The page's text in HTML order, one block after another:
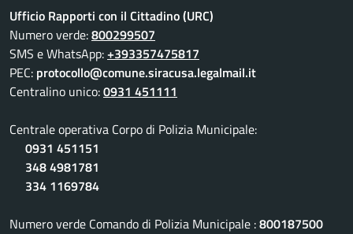
Ufficio Rapporti con il Cittadino (URC)
Numero verde:800299507
SMS e WhatsApp:+393357475817
PEC: protocollo@comune.siracusa.legalmail.it
Centralino unico:0931 451111
Centrale operativa Corpo di Polizia Municipale:
0931 451151
348 4981781
334 1169784
Numero verde Comando di Polizia Municipale :800187500